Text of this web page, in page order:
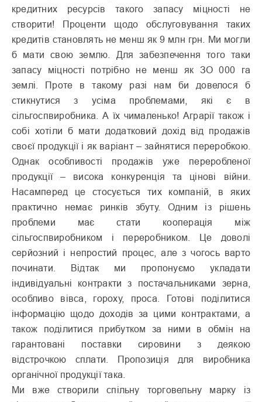
кредитних ресурсів такого запасу міцності не
створити! Проценти щодо обслуговування таких
кредитів становлять не менш як 9 млн грн. Ми могли
б мати свою землю. Для забезпечення того таки
запасу міцності потрібно не менш як ЗО 000 га
землі. Проте в такому разі нам би довелося б
стикнутися з усіма проблемами, які є в
сільгоспвиробника. А їх чималенько! Аграрії також і
собі хотіли б мати додатковий дохід від продажів
своєї продукції і як варіант – зайнятися переробкою.
Однак особливості продажів уже переробленої
продукції – висока конкуренція та цінові війни.
Насамперед це стосується тих компаній, в яких
практично немає ринків збуту. Одним із рішень
проблеми має стати кооперація між
сільгоспвиробником і переробником. Це доволі
серйозний і непростий процес, але з чогось варто
починати. Відтак ми пропонуємо укладати
індивідуальні контракти з постачальниками зерна,
особливо вівса, гороху, проса. Готові поділитися
інформацію щодо доходів за цими контрактами, а
також поділитися прибутком за ними в обмін на
гарантовані поставки сировини з деякою
відстрочкою сплати. Пропозиція для виробника
органічної продукції така.
Ми вже створили спільну торговельну марку із